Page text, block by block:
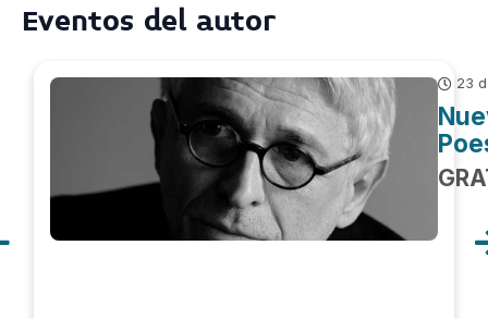
Eventos del autor
23